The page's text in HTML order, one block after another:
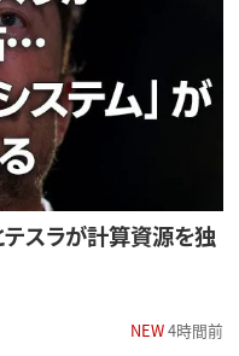
テスラが計算資源を独
NEW4時間前